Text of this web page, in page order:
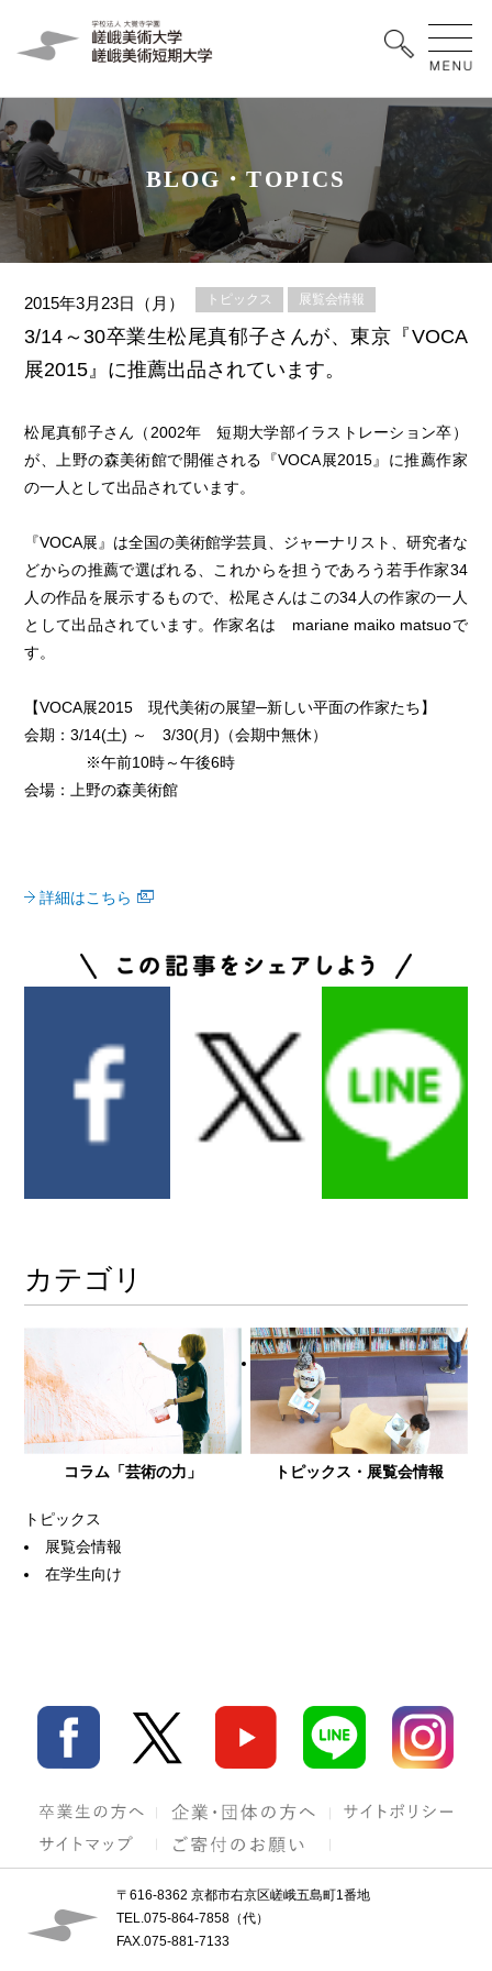
BLOG・TOPICS
2015年3月23日（月） トピックス 展覧会情報
3/14～30卒業生松尾真郁子さんが、東京『VOCA
展2015』に推薦出品されています。
松尾真郁子さん（2002年 短期大学部イラストレーション卒）
が、上野の森美術館で開催される『VOCA展2015』に推薦作家
の一人として出品されています。
『VOCA展』は全国の美術館学芸員、ジャーナリスト、研究者な
どからの推薦で選ばれる、これからを担うであろう若手作家34
人の作品を展示するもので、松尾さんはこの34人の作家の一人
として出品されています。作家名は mariane maiko matsuoで
す。
【VOCA展2015 現代美術の展望─新しい平面の作家たち】
会期：3/14(土) ～ 3/30(月)（会期中無休）
※午前10時～午後6時
会場：上野の森美術館
詳細はこちら
カテゴリ
トピックス・展覧会情報
コラム「芸術の力」
トピックス
展覧会情報
在学生向け
〒616-8362 京都市右京区嵯峨五島町1番地
TEL.075-864-7858（代）
FAX.075-881-7133